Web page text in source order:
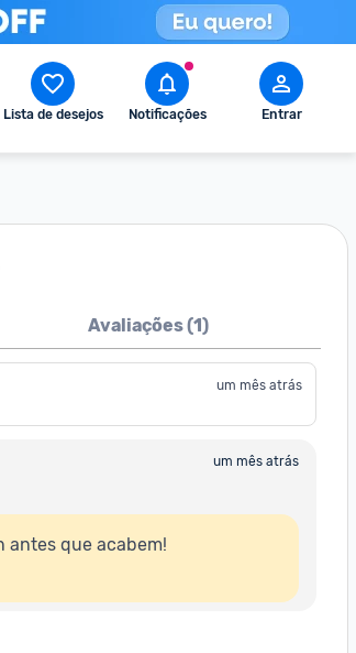
Lista de desejos Notificações Entrar
Avaliações (1)
um mês atrás
um mês atrás
antes que acabem!